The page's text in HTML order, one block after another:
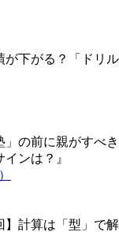
が下がる？「ドリル
の前に親がすべき
ンは？』
】計算は「型」で解